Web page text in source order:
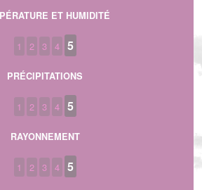
ET HUMIDITÉ
1 2 3 4 5
PRÉCIPITATIONS
1 2 3 4 5
RAYONNEMENT
1 2 3 4 5